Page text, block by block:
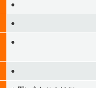
●
●
●
●